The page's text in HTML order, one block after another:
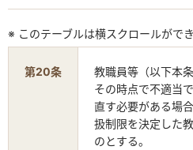
※ このテーブルは横スクロールがで
第20条
教職員等（以下本
その時点で不適当
直す必要がある場
扱制限を決定した
のとする。